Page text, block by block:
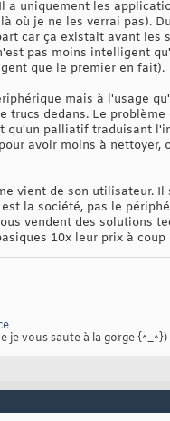
a uniquement les
où je ne les verrai pas).
car ça existait avant les
pas moins intelligent
que le premier en fait).
mais à l'usage
dedans. Le
palliatif traduisant
avoir moins à
vient de son utilisateur.
la société, pas le
vendent des solutions
10x leur prix à
je vous saute à la gorge {^_^})